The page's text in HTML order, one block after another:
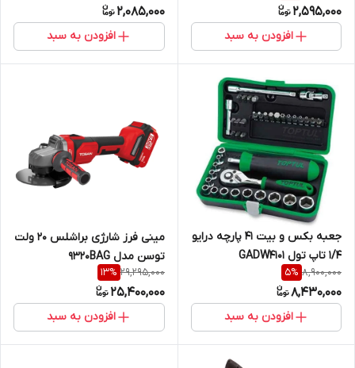
2,595,000
افزودن به سبد
2,085,000
افزودن به سبد
جعبه بکس و بیت 41 پارچه درایو
1/4 تاپ تول GADW4101
8,900,000
5%
8,430,000
افزودن به سبد
مینی فرز شارژی براشلس 20 ولت
توسن مدل 9320BAG
29,295,000
13%
25,400,000
افزودن به سبد